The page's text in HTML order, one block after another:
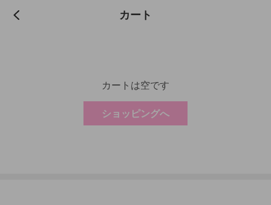
カート
カートは空です
ショッピングへ